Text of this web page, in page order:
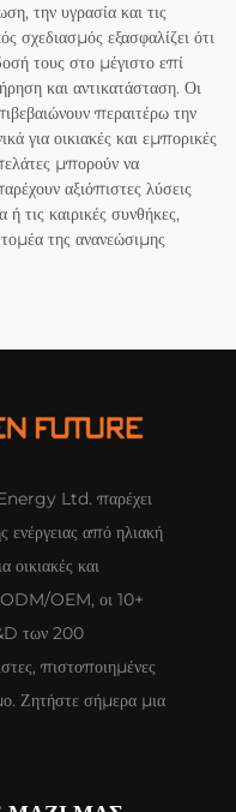
την υγρασία και τις
σχεδιασμός εξασφαλίζει ότι
τους στο μέγιστο επί
και αντικατάσταση. Οι
περαιτέρω την
για οικιακές και εμπορικές
μπορούν να
αξιόπιστες λύσεις
τις καιρικές συνθήκες,
της ανανεώσιμης
Ltd. παρέχει
ενέργειας από ηλιακή
και
ODM/OEM, οι 10+
των 200
πιστοποιημένες
Ζητήστε σήμερα μια